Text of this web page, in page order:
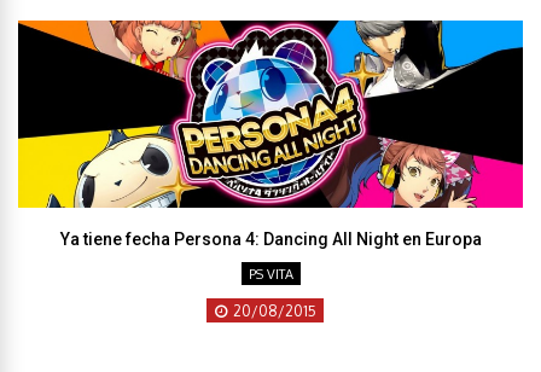
Ya tiene fecha Persona 4: Dancing All Night en Europa
PS VITA
20/08/2015